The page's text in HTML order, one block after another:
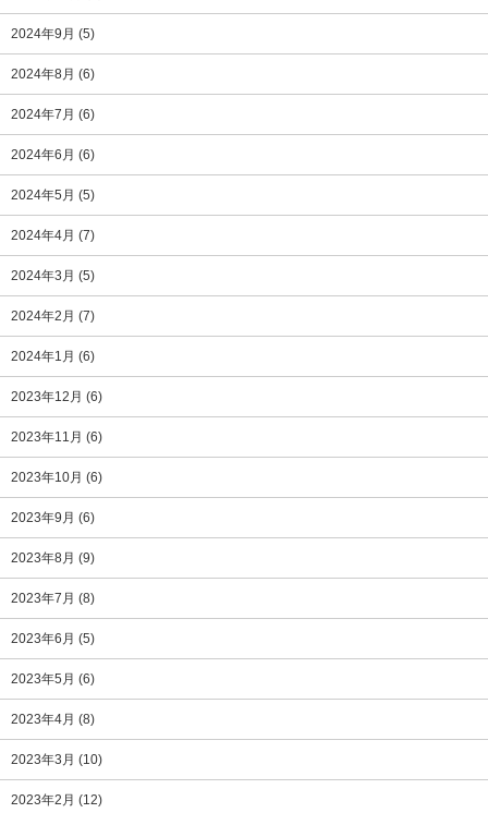
2024年9月 (5)
2024年8月 (6)
2024年7月 (6)
2024年6月 (6)
2024年5月 (5)
2024年4月 (7)
2024年3月 (5)
2024年2月 (7)
2024年1月 (6)
2023年12月 (6)
2023年11月 (6)
2023年10月 (6)
2023年9月 (6)
2023年8月 (9)
2023年7月 (8)
2023年6月 (5)
2023年5月 (6)
2023年4月 (8)
2023年3月 (10)
2023年2月 (12)